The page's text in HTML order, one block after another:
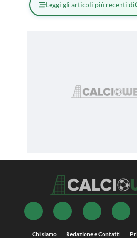
Leggi gli articoli più recenti di
Chi siamo Redazione e Contatti